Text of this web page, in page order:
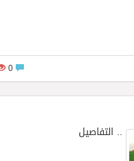
0
.. التفاصيل